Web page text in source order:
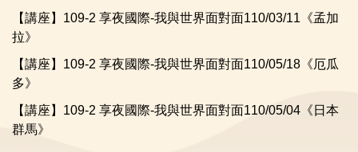
【講座】109-2 享夜國際-我與世界面對面110/03/11《孟加
拉》
【講座】109-2 享夜國際-我與世界面對面110/05/18《厄瓜
多》
【講座】109-2 享夜國際-我與世界面對面110/05/04《日本
群馬》